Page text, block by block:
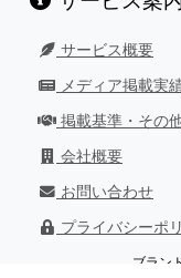
サービス概要
メディア掲載実
掲載基準・その
会社概要
お問い合わせ
プライバシーポ
ブラン